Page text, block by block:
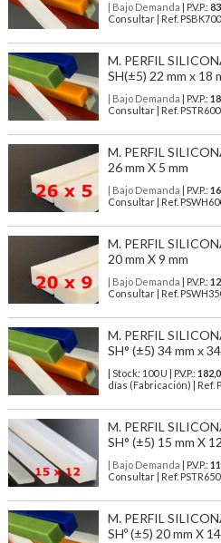
| Bajo Demanda | P.V.P.:
Consultar | Ref.
M. PERFIL
SH(±5) 22 mm x 18
| Bajo Demanda | P.V.P.:
Consultar | Ref.
M. PERFIL
26 mm X 5 mm
| Bajo Demanda | P.V.P.:
Consultar | Ref.
M. PERFIL
20 mm X 9 mm
| Bajo Demanda | P.V.P.:
Consultar | Ref.
M. PERFIL
SH° (±5) 34 mm x
| Stock: 100 U | P.V.P.:
días (Fabricación) | Ref.
M. PERFIL
SH° (±5) 15 mm X
| Bajo Demanda | P.V.P.:
Consultar | Ref.
M. PERFIL
SHº (±5) 20 mm X